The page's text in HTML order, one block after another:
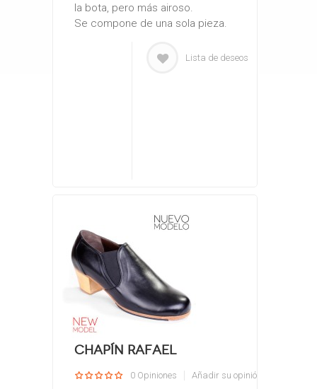
la bota, pero más airoso.
Se compone de una sola pieza.
Lista de deseos
Chapín Rafael
0 Opiniones Añadir su opinión